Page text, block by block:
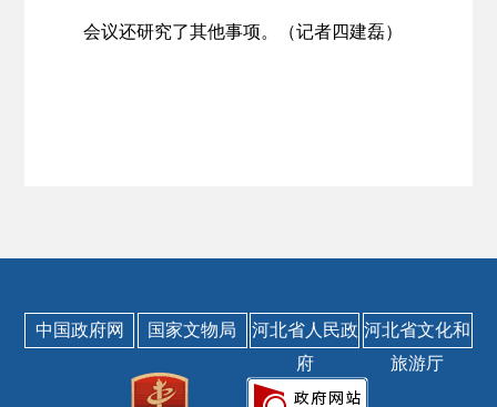
会议还研究了其他事项。（记者四建磊）
中国政府网 国家文物局
河北省人民政
府
河北省文化和
旅游厅